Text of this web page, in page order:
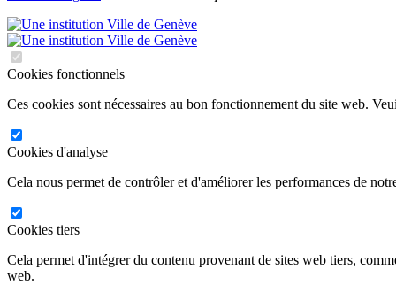
Cookies fonctionnels
Ces cookies sont nécessaires au bon fonctionnement du site web.
Cookies d'analyse
Cela nous permet de contrôler et d'améliorer les performances de
Cookies tiers
Cela permet d'intégrer du contenu provenant de sites web tiers,
web.